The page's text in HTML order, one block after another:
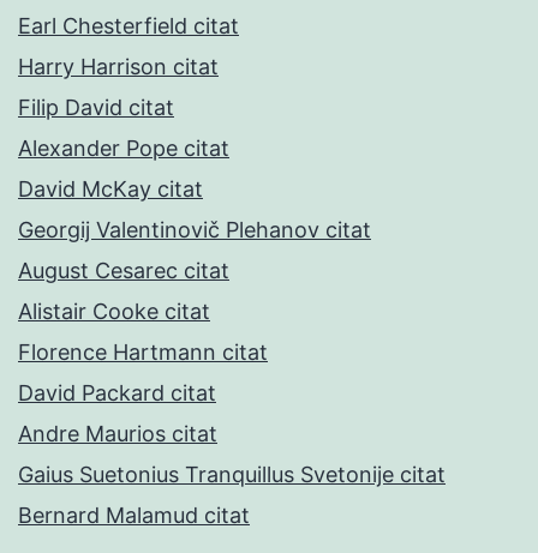
Earl Chesterfield citat
Harry Harrison citat
Filip David citat
Alexander Pope citat
David McKay citat
Georgij Valentinovič Plehanov citat
August Cesarec citat
Alistair Cooke citat
Florence Hartmann citat
David Packard citat
Andre Maurios citat
Gaius Suetonius Tranquillus Svetonije citat
Bernard Malamud citat